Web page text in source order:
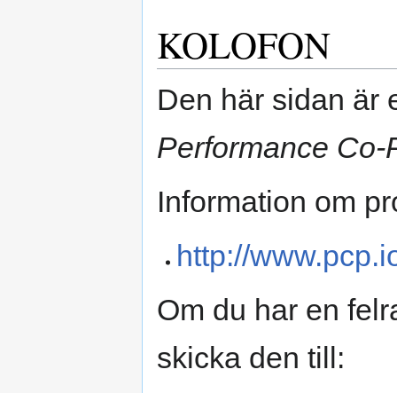
KOLOFON
Den här sidan är
Performance Co-
Information om
http://
Om du har en
skicka den till: